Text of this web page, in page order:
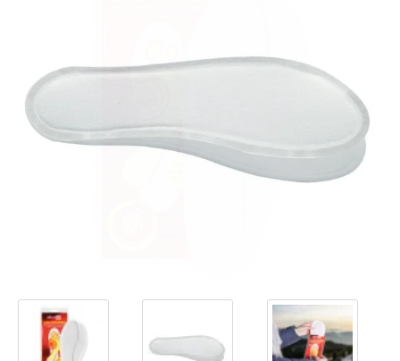
Vatten
Kyl
Restförsäljning